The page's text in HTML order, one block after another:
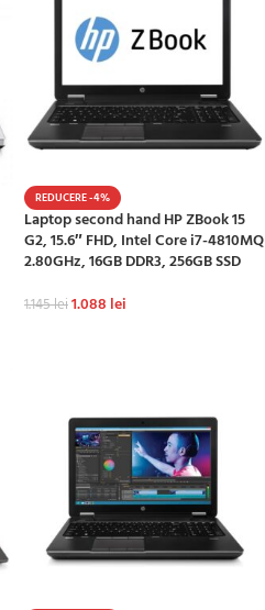
REDUCERE -4%
Laptop second hand HP ZBook 15
G2, 15.6″ FHD, Intel Core i7-4810MQ
2.80GHz, 16GB DDR3, 256GB SSD
1.145lei1.088 lei